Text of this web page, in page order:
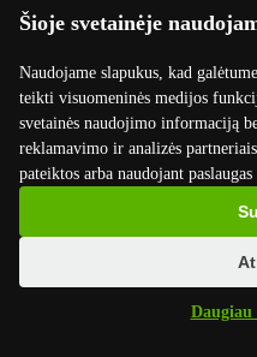
Šioje svetainėje
Naudojame slapukus, kad
teikti visuomeninės medijos
svetainės naudojimo informaciją
reklamavimo ir analizės
pateiktos arba naudojant
PVM kodas: LT100003668814
Margučių g. 3, Margučių k.,
Luminor Bank AS Lietuvos
LT02 4010 0412 0045 7699
Swift kodas: AGBLLT2X
Swedbank AB